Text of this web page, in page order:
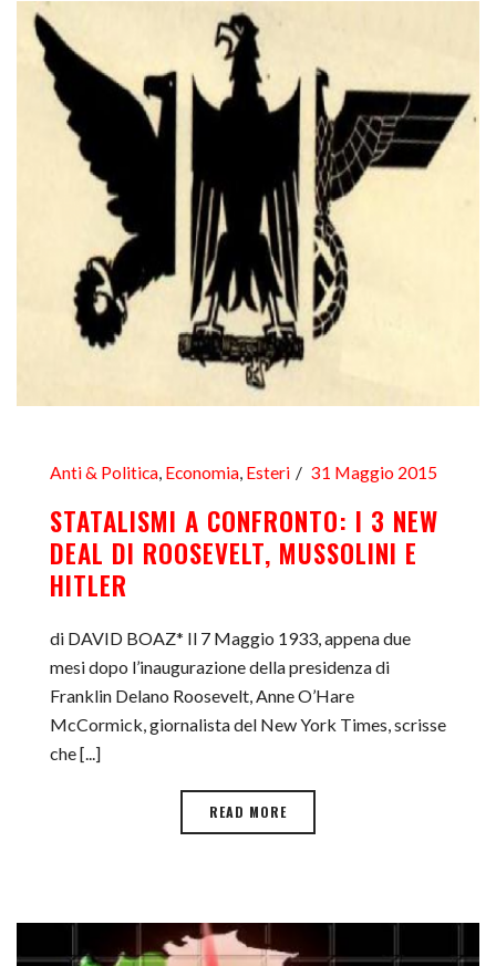
Anti & Politica Economia Esteri 31 Maggio 2015
STATALISMI A CONFRONTO: I 3 NEW
DEAL DI ROOSEVELT, MUSSOLINI E
HITLER
di DAVID BOAZ* Il 7 Maggio 1933, appena due
mesi dopo l’inaugurazione della presidenza di
Franklin Delano Roosevelt, Anne O’Hare
McCormick, giornalista del New York Times, scrisse
che [...]
READ MORE